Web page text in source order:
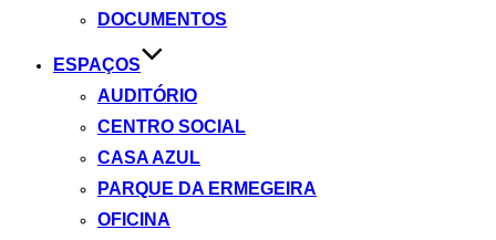
DOCUMENTOS
ESPAÇOS
AUDITÓRIO
CENTRO SOCIAL
CASA AZUL
PARQUE DA ERMEGEIRA
OFICINA